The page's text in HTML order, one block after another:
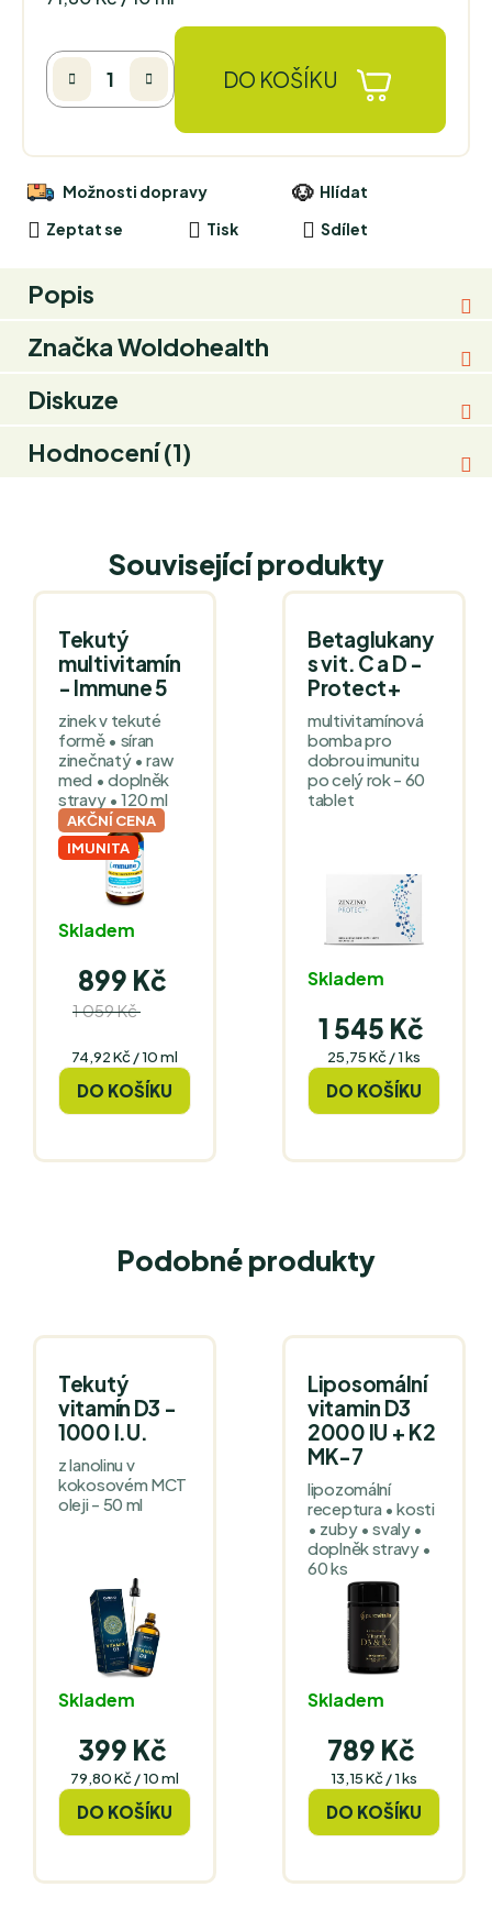
DO KOŠÍKU
Tisk
Zeptat se
Hlídat
Sdílet
Možnosti dopravy
Popis
ZnačkaWoldohealth
Diskuze
Hodnocení (1)
Související produkty
Tekutý
multivitamín
- Immune 5
zinek v tekuté
formě • síran
zinečnatý • raw
med • doplněk
stravy • 120 ml
AKČNÍ CENA
IMUNITA
Skladem
899 Kč
1 059 Kč
Měrná
74,92 Kč / 10 ml
DO KOŠÍKU
Betaglukany
s vit. C a D -
Protect+
multivitamínová
bomba pro
dobrou imunitu
po celý rok - 60
tablet
Skladem
1 545 Kč
Měrná
25,75 Kč / 1 ks
DO KOŠÍKU
Podobné produkty
Tekutý
vitamín D3 -
1000 I.U.
z lanolinu v
kokosovém MCT
oleji - 50 ml
Skladem
399 Kč
Měrná
79,80 Kč / 10 ml
DO KOŠÍKU
Liposomální
vitamin D3
2000 IU + K2
MK-7
lipozomální
receptura • kosti
• zuby • svaly •
doplněk stravy •
60 ks
Skladem
789 Kč
Měrná
13,15 Kč / 1 ks
DO KOŠÍKU